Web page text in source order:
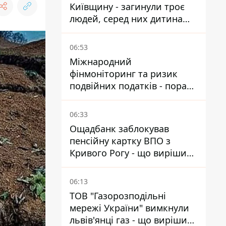
Київщину - загинули троє
людей, серед них дитина
2022 року народження
06:53
Міжнародний
фінмоніторинг та ризик
подвійних податків - поради
українцям в Польщі
06:33
Ощадбанк заблокував
пенсійну картку ВПО з
Кривого Рогу - що вирішив
суд
06:13
ТОВ "Газорозподільні
мережі України" вимкнули
львів'янці газ - що вирішив